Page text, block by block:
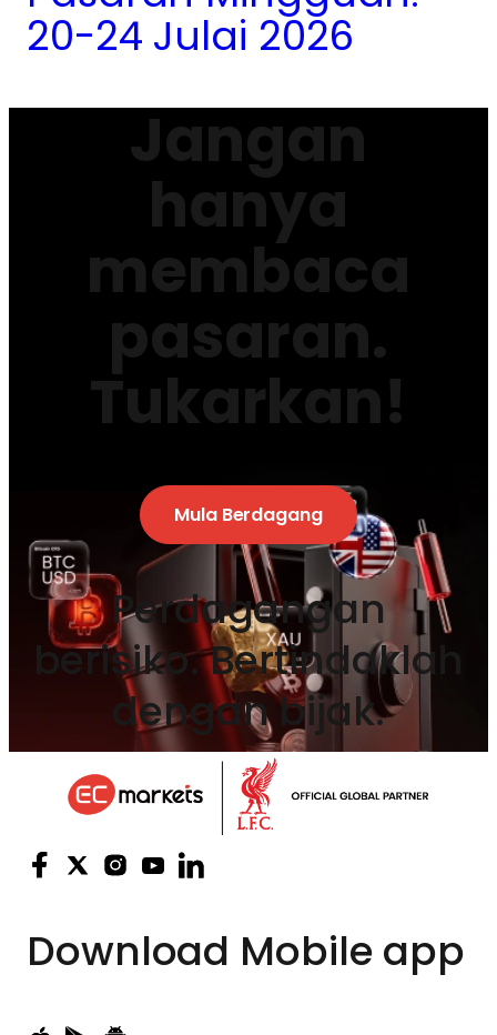
20-24 Julai 2026
Jangan
hanya
membaca
pasaran.
Tukarkan!
Mula Berdagang
Perdagangan
berisiko. Bertindaklah
dengan bijak.
Download Mobile app